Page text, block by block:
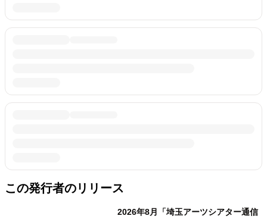
この発行者のリリース
2026年8月「埼玉アーツシアター通信